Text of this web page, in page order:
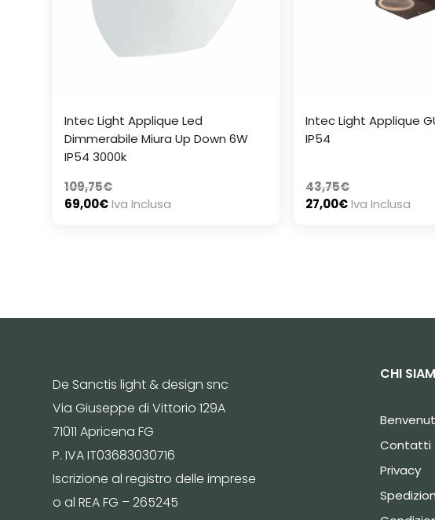
Intec Light Applique Led
Dimmerabile Miura Up Down 6W
IP54 3000k
109,75€
69,00€Iva Inclusa
Intec Light Applique
IP54
43,75€
27,00€Iva Inclusa
De Sanctis light & design snc
Via Giuseppe di Vittorio 129A
71011 Apricena FG
P. IVA IT03683030716
Iscrizione al registro delle imprese
o al REA FG – 265245
CHI
Contatti
Privacy